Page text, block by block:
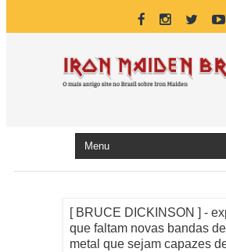
[ BRUCE DICKINSON ] -
que faltam novas bandas
metal que sejam capazes